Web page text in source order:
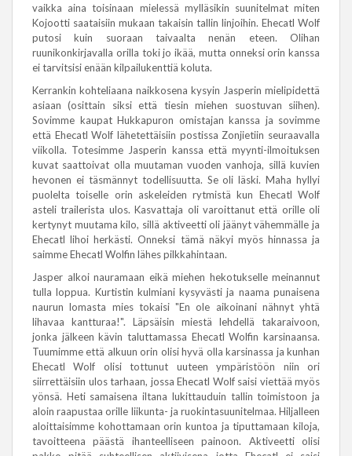
vaikka aina toisinaan mielessä mylläsikin suunitelmat miten
Kojootti saataisiin mukaan takaisin tallin linjoihin. Ehecatl Wolf
putosi kuin suoraan taivaalta nenän eteen. Olihan
ruunikonkirjavalla orilla toki jo ikää, mutta onneksi orin kanssa
ei tarvitsisi enään kilpailukenttiä koluta.
Kerrankin kohteliaana naikkosena kysyin Jasperin mielipidettä
asiaan (osittain siksi että tiesin miehen suostuvan siihen).
Sovimme kaupat Hukkapuron omistajan kanssa ja sovimme
että Ehecatl Wolf lähetettäisiin postissa Zonjietiin seuraavalla
viikolla. Totesimme Jasperin kanssa että myynti-ilmoituksen
kuvat saattoivat olla muutaman vuoden vanhoja, sillä kuvien
hevonen ei täsmännyt todellisuutta. Se oli läski. Maha hyllyi
puolelta toiselle orin askeleiden rytmistä kun Ehecatl Wolf
asteli trailerista ulos. Kasvattaja oli varoittanut että orille oli
kertynyt muutama kilo, sillä aktiveetti oli jäänyt vähemmälle ja
Ehecatl lihoi herkästi. Onneksi tämä näkyi myös hinnassa ja
saimme Ehecatl Wolfin lähes pilkkahintaan.
Jasper alkoi nauramaan eikä miehen hekotukselle meinannut
tulla loppua. Kurtistin kulmiani kysyvästi ja naama punaisena
naurun lomasta mies tokaisi "En ole aikoinani nähnyt yhtä
lihavaa kantturaa!". Läpsäisin miestä lehdellä takaraivoon,
jonka jälkeen kävin taluttamassa Ehecatl Wolfin karsinaansa.
Tuumimme että alkuun orin olisi hyvä olla karsinassa ja kunhan
Ehecatl Wolf olisi tottunut uuteen ympäristöön niin ori
siirrettäisiin ulos tarhaan, jossa Ehecatl Wolf saisi viettää myös
yönsä. Heti samaisena iltana lukittauduin tallin toimistoon ja
aloin raapustaa orille liikunta- ja ruokintasuunitelmaa. Hiljalleen
aloittaisimme kohottamaan orin kuntoa ja tiputtamaan kiloja,
tavoitteena päästä ihanteelliseen painoon. Aktiveetti olisi